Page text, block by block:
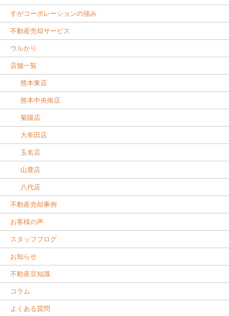
すがコーポレーションの強み
不動産売却サービス
ウルかり
店舗一覧
熊本東店
熊本中央南店
菊陽店
大牟田店
玉名店
山鹿店
八代店
不動産売却事例
お客様の声
スタッフブログ
お知らせ
不動産豆知識
コラム
よくある質問